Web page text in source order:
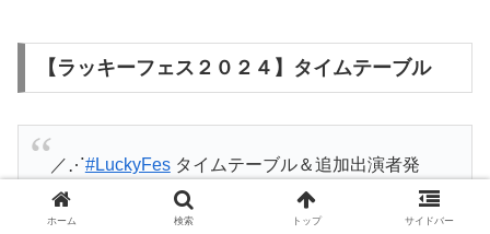
【ラッキーフェス２０２４】タイムテーブル
／⋰#LuckyFesタイムテーブル＆追加出演者発
表!!
＼⋱
ホーム 検索 トップ サイドバー